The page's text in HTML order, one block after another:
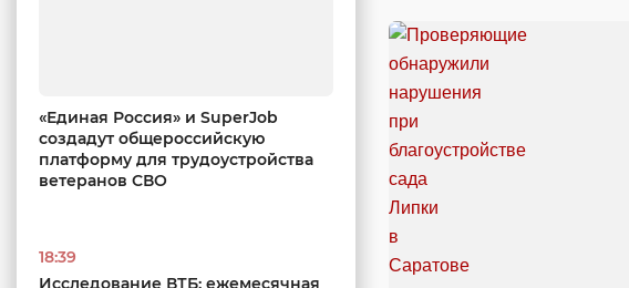
«Единая Россия» и SuperJob
создадут общероссийскую
платформу для трудоустройства
ветеранов СВО
18:39
Исследование ВТБ: ежемесячная